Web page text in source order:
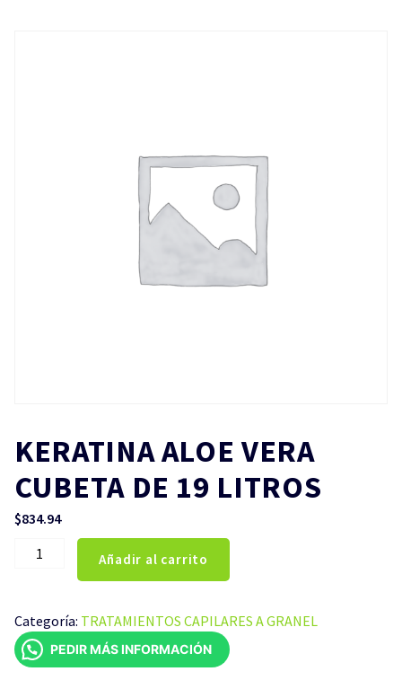
KERATINA ALOE VERA
CUBETA DE 19 LITROS
$834.94
KERATINA
CUBETA
DE
19
Añadir al carrito
Categoría: TRATAMIENTOS CAPILARES A GRANEL
PEDIR MÁS INFORMACIÓN